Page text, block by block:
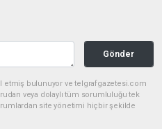
Gönder
etmiş bulunuyor ve telgrafgazetesi.com
veya dolaylı tüm sorumluluğu tek
site yönetimi hiçbir şekilde